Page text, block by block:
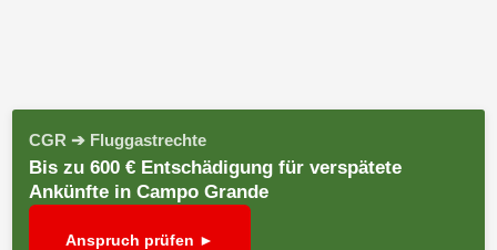
CGR ➔ Fluggastrechte
Bis zu 600 € Entschädigung für verspätete
Ankünfte in Campo Grande
Anspruch prüfen ►